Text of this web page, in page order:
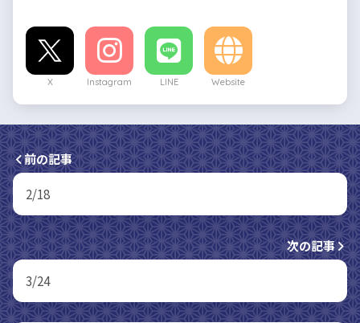
X Instagram LINE Website
前の記事
2/18
次の記事
3/24